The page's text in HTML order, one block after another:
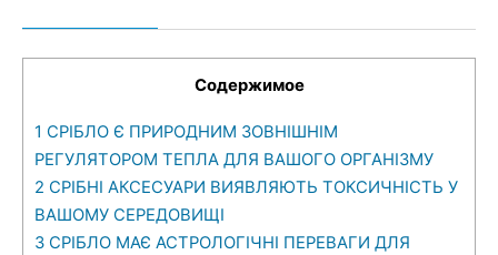
Содержимое
1 СРІБЛО Є ПРИРОДНИМ ЗОВНІШНІМ
РЕГУЛЯТОРОМ ТЕПЛА ДЛЯ ВАШОГО ОРГАНІЗМУ
2 СРІБНІ АКСЕСУАРИ ВИЯВЛЯЮТЬ ТОКСИЧНІСТЬ У
ВАШОМУ СЕРЕДОВИЩІ
3 СРІБЛО МАЄ АСТРОЛОГІЧНІ ПЕРЕВАГИ ДЛЯ